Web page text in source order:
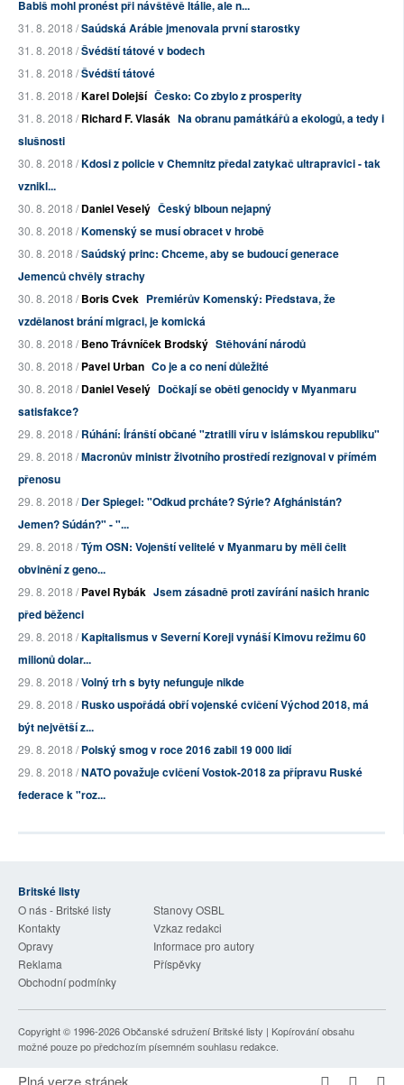
Babiš mohl pronést při návštěvě Itálie, ale n...
31. 8. 2018 /Saúdská Arábie jmenovala první starostky
31. 8. 2018 /Švédští tátové v bodech
31. 8. 2018 /Švédští tátové
31. 8. 2018 /Karel Dolejší Česko: Co zbylo z prosperity
31. 8. 2018 /Richard F. Vlasák Na obranu památkářů a ekologů, a tedy i
slušnosti
30. 8. 2018 /Kdosi z policie v Chemnitz předal zatykač ultrapravici - tak
vznikl...
30. 8. 2018 /Daniel Veselý Český blboun nejapný
30. 8. 2018 /Komenský se musí obracet v hrobě
30. 8. 2018 /Saúdský princ: Chceme, aby se budoucí generace
Jemenců chvěly strachy
30. 8. 2018 /Boris Cvek Premiérův Komenský: Představa, že
vzdělanost brání migraci, je komická
30. 8. 2018 /Beno Trávníček Brodský Stěhování národů
30. 8. 2018 /Pavel Urban Co je a co není důležité
30. 8. 2018 /Daniel Veselý Dočkají se oběti genocidy v Myanmaru
satisfakce?
29. 8. 2018 /Rúhání: Íránští občané "ztratili víru v islámskou republiku"
29. 8. 2018 /Macronův ministr životního prostředí rezignoval v přímém
přenosu
29. 8. 2018 /Der Spiegel: "Odkud prcháte? Sýrie? Afghánistán?
Jemen? Súdán?" - "...
29. 8. 2018 /Tým OSN: Vojenští velitelé v Myanmaru by měli čelit
obvinění z geno...
29. 8. 2018 /Pavel Rybák Jsem zásadně proti zavírání našich hranic
před běženci
29. 8. 2018 /Kapitalismus v Severní Koreji vynáší Kimovu režimu 60
milionů dolar...
29. 8. 2018 /Volný trh s byty nefunguje nikde
29. 8. 2018 /Rusko uspořádá obří vojenské cvičení Východ 2018, má
být největší z...
29. 8. 2018 /Polský smog v roce 2016 zabil 19 000 lidí
29. 8. 2018 /NATO považuje cvičení Vostok-2018 za přípravu Ruské
federace k "roz...
Britské listy
O nás - Britské listy
Stanovy OSBL
Kontakty
Vzkaz redakci
Opravy
Informace pro autory
Reklama
Příspěvky
Obchodní podmínky
Copyright © 1996-2026Občanské sdružení Britské listy | Kopírování obsahu
možné pouze po předchozím písemném souhlasu redakce.